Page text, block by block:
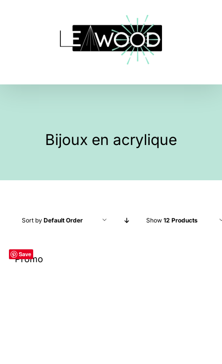
Bijoux en acrylique
Sort by Default Order Show 12 Products
Save
Promo